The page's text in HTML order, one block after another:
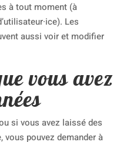
à tout moment (à
Les
aussi voir et modifier
vous avez
si vous avez laissé des
pouvez demander à